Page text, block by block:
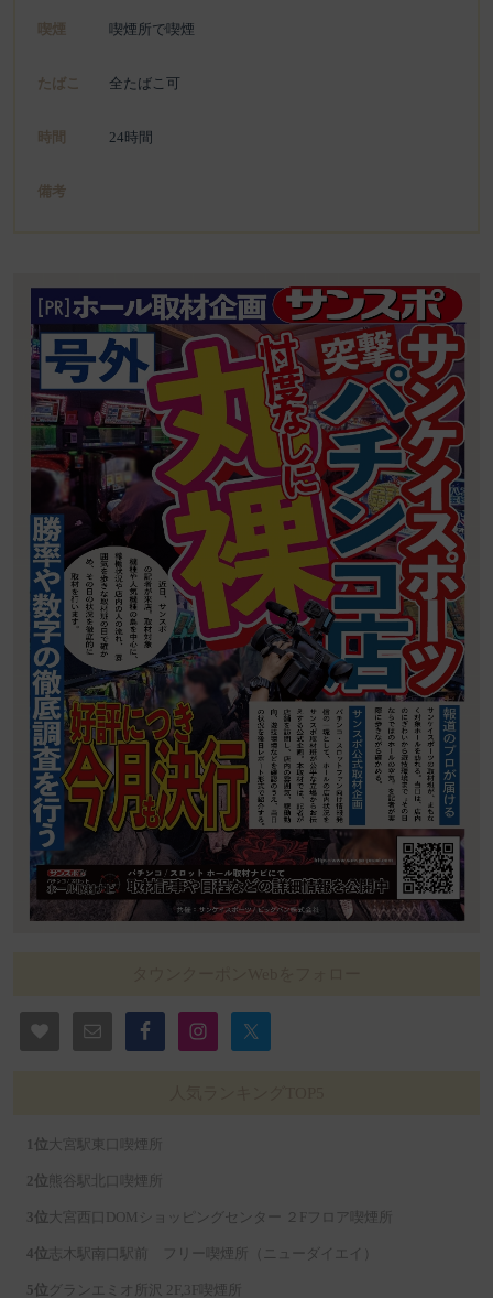
喫煙 喫煙所で喫煙
たばこ 全たばこ可
時間 24時間
備考
大宮駅東口喫煙所
熊谷駅北口喫煙所
大宮西口DOMショッピングセンター ２Fフロア喫煙所
志木駅南口駅前 フリー喫煙所（ニューダイエイ）
グランエミオ所沢 2F,3F喫煙所